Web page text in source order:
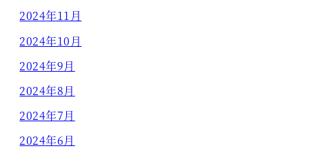
2024年11月
2024年10月
2024年9月
2024年8月
2024年7月
2024年6月